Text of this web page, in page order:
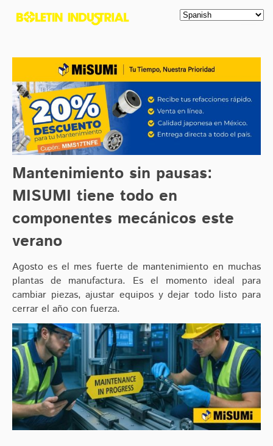
Mantenimiento sin pausas:
MISUMI tiene todo en
componentes mecánicos este
verano
Agosto es el mes fuerte de mantenimiento en muchas
plantas de manufactura. Es el momento ideal para
cambiar piezas, ajustar equipos y dejar todo listo para
cerrar el año con fuerza.